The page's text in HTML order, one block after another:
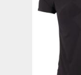
足の内側にあり
の筋力が低下す